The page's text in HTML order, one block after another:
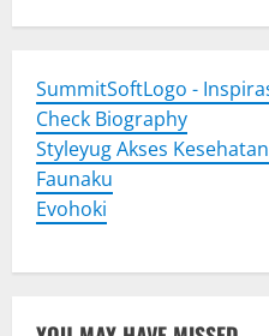
SummitSoftLogo -
Check Biography
Styleyug Akses
Faunaku
Evohoki